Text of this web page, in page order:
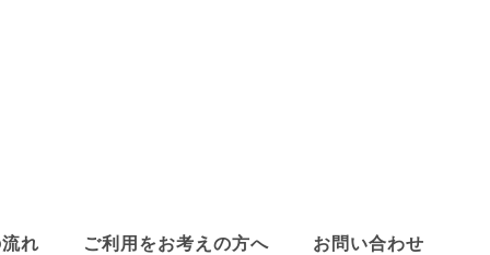
れ ご利用をお考えの方へ お問い合わせ